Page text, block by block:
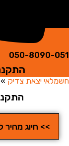
050-
התקנת
יצאת צדיק »
התקנת
>> חיוג מהיר